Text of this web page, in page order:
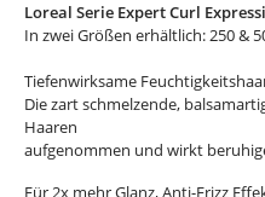
Loreal Serie Expert Curl
In zwei Größen erhältlich: 250 &
Tiefenwirksame
Die zart schmelzende,
Haaren
aufgenommen und wirkt
Für 2x mehr Glanz, Anti-Frizz